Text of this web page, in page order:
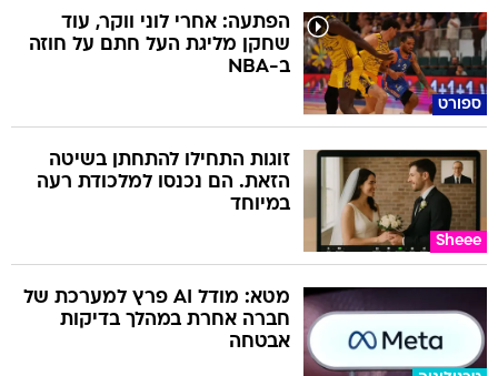
ספורט
הפתעה: אחרי לוני ווקר, עוד
שחקן מליגת העל חתם על חוזה
ב-NBA
Sheee
זוגות התחילו להתחתן בשיטה
הזאת. הם נכנסו למלכודת רעה
במיוחד
מטא: מודל AI פרץ למערכת של
חברה אחרת במהלך בדיקות
אבטחה